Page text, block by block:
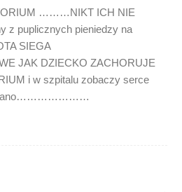
………NIKT ICH NIE
z puplicznych pieniedzy na
SIEGA
JAK DZIECKO ZACHORUJE
i w szpitalu zobaczy serce